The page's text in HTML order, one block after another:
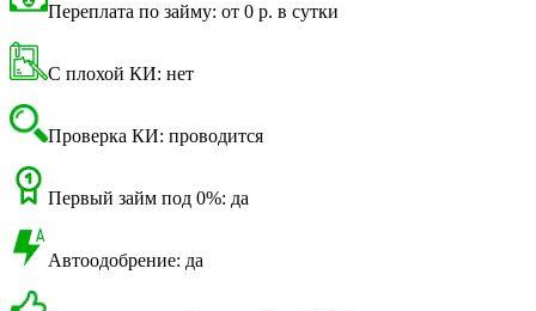
Переплата по займу: от 0 р. в сутки
С плохой КИ: нет
Проверка КИ: проводится
Первый займ под 0%: да
Автоодобрение: да